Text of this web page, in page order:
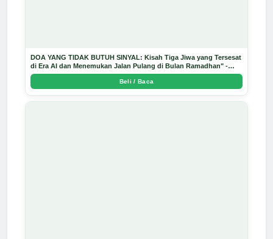
DOA YANG TIDAK BUTUH SINYAL: Kisah Tiga Jiwa yang Tersesat
di Era AI dan Menemukan Jalan Pulang di Bulan Ramadhan" -
Arda Dinata
Beli / Baca